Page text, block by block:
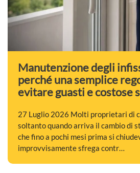
Manutenzione degli
perché una semplice
evitare guasti e costose
27 Luglio 2026 Molti proprietari di
soltanto quando arriva il cambio di
che fino a pochi mesi prima si
improvvisamente sfrega contr…